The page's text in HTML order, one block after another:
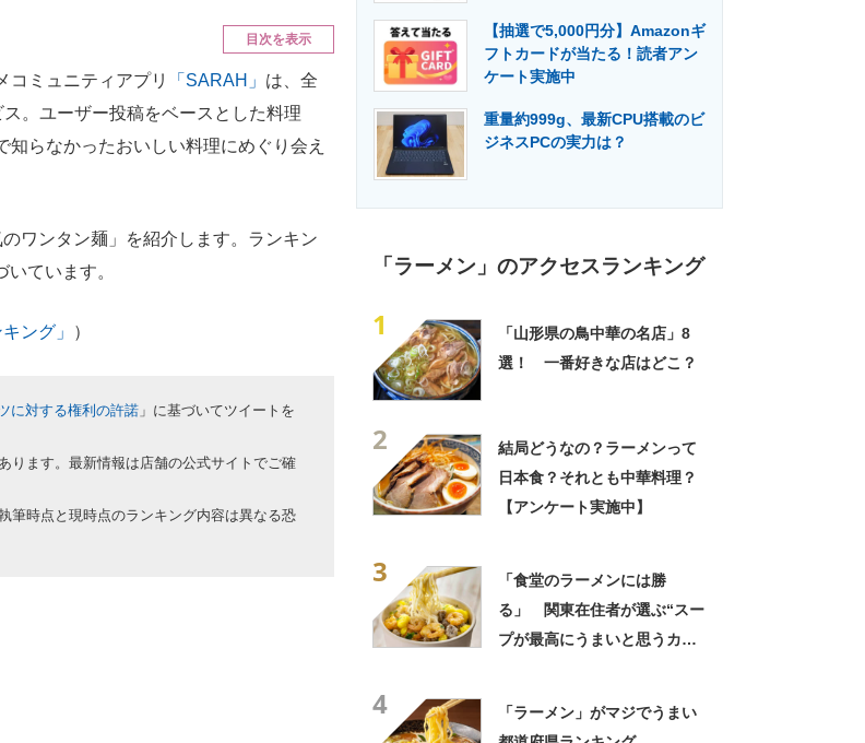
目次を表示
ミュニティアプリ 「SARAH」 は、全
。ユーザー投稿をベースとした料理
らなかったおいしい料理にめぐり会え
ワンタン麺」を紹介します。ランキン
ています。
ング」 ）
に対する権利の許諾 」に基づいてツイートを
ります。最新情報は店舗の公式サイトでご確
筆時点と現時点のランキング内容は異なる恐
【抽選で5,000円分】Amazonギ
フトカードが当たる！読者アン
ケート実施中
重量約999g、最新CPU搭載のビ
ジネスPCの実力は？
「ラーメン」のアクセスランキング
1
「山形県の鳥中華の名店」8
選！ 一番好きな店はどこ？
2
結局どうなの？ラーメンって
日本食？それとも中華料理？
【アンケート実施中】
3
「食堂のラーメンには勝
る」 関東在住者が選ぶ“スー
プが最高にうまいと思うカッ
4
「ラーメン」がマジでうまい